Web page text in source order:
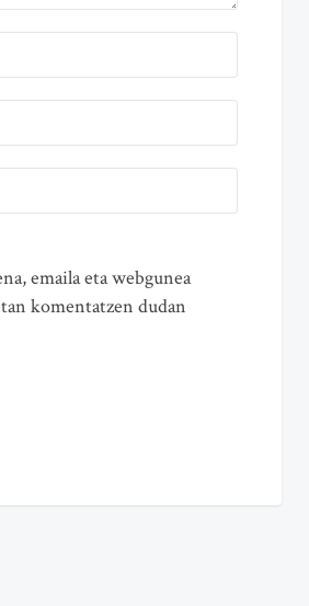
emaila eta webgunea
komentatzen dudan